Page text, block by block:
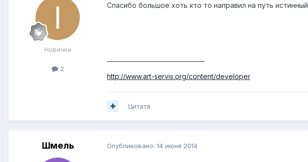
Новички
2
Спасибо большое хоть кто то направил на путь истинный
http://www.art-servis.org/content/developer
Цитата
Шмель Опубликовано: 14 июня 2014